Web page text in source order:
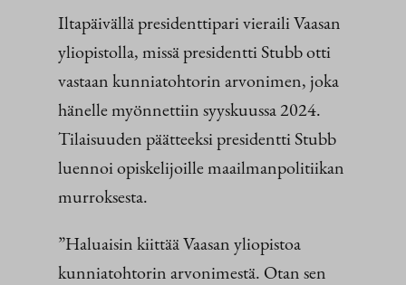
Iltapäivällä presidenttipari vieraili Vaasan
yliopistolla, missä presidentti Stubb otti
vastaan kunniatohtorin arvonimen, joka
hänelle myönnettiin syyskuussa 2024.
Tilaisuuden päätteeksi presidentti Stubb
luennoi opiskelijoille maailmanpolitiikan
murroksesta.
”Haluaisin kiittää Vaasan yliopistoa
kunniatohtorin arvonimestä. Otan sen